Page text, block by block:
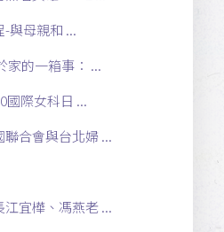
與母親和 ...
家的一箱事： ...
國際女科日 ...
合會與台北婦 ...
宜樺、馮燕老 ...